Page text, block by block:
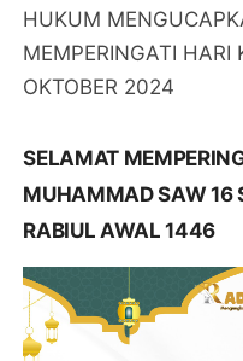
HUKUM
MEMPERINGATI HARI
OKTOBER 2024
SELAMAT
MUHAMMAD SAW 16
RABIUL AWAL 1446